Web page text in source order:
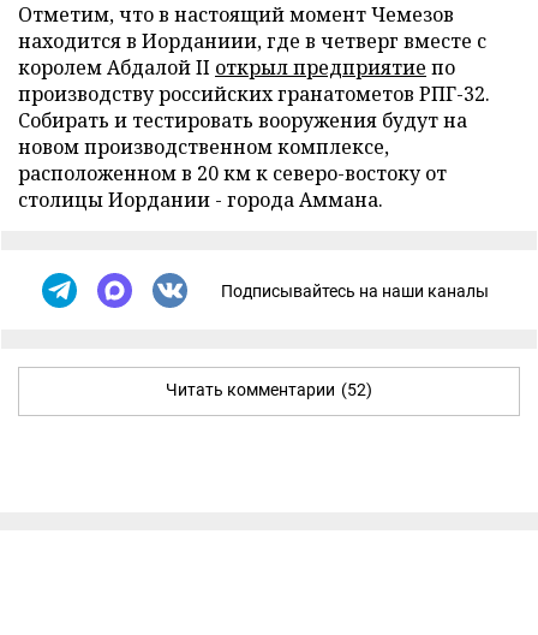
Отметим, что в настоящий момент Чемезов
находится в Иорданиии, где в четверг вместе с
королем Абдалой II открыл предприятие по
производству российских гранатометов РПГ-32.
Собирать и тестировать вооружения будут на
новом производственном комплексе,
расположенном в 20 км к северо-востоку от
столицы Иордании - города Аммана.
Подписывайтесь на наши каналы
Читать комментарии (52)